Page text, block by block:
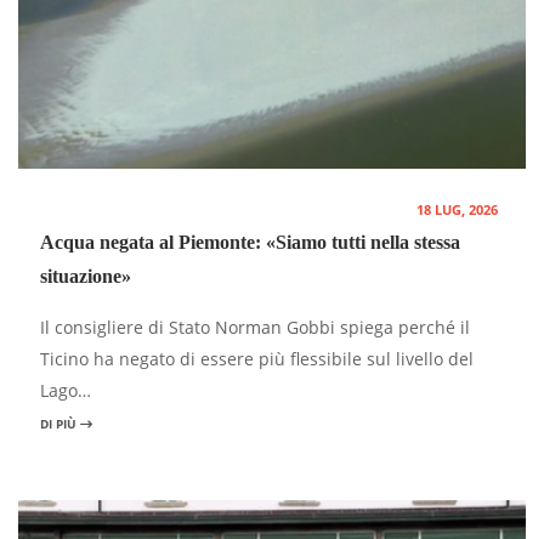
18 LUG, 2026
Acqua negata al Piemonte: «Siamo tutti nella stessa
situazione»
Il consigliere di Stato Norman Gobbi spiega perché il
Ticino ha negato di essere più flessibile sul livello del
Lago…
DI PIÙ